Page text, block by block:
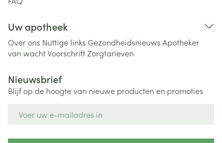
Uw apotheek
Over ons Nuttige links Gezondheidsnieuws Apotheker
van wachtVoorschriftZorgtarieven
Nieuwsbrief
Blijf op de hoogte van nieuwe producten en promoties